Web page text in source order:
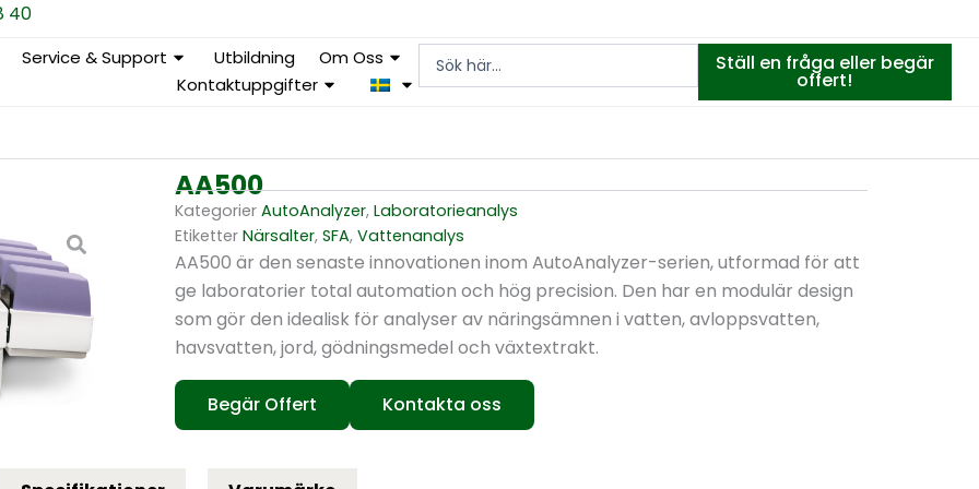
40
Service & Support Utbildning
Om Oss
Kontaktuppgifter
Search
Ställ en fråga eller begär
offert!
AA500
Kategorier AutoAnalyzer, Laboratorieanalys
Etiketter Närsalter, SFA, Vattenanalys
AA500 är den senaste innovationen inom AutoAnalyzer-serien, utformad för att
ge laboratorier total automation och hög precision. Den har en modulär design
som gör den idealisk för analyser av näringsämnen i vatten, avloppsvatten,
havsvatten, jord, gödningsmedel och växtextrakt.
Begär Offert Kontakta oss